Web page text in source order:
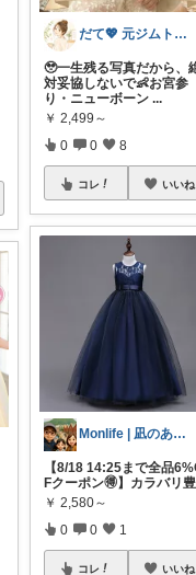
だて💖 元ジムトレーナーママ子育て美容
🥹一生残る写真だから、
対妥協しないで👶お宮参
り・ニューボーン ...
￥ 2,499～
0 0 8
コレ いいね
Monlife | 凪のある暮らし
【8/18 14:25まで全品
Fクーポン🉐】カラバリ豊
￥ 2,580～
0 0 1
コレ いいね